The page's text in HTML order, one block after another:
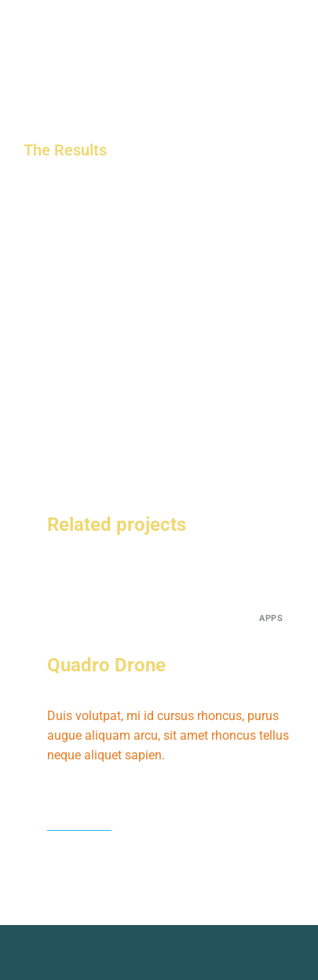
The Results
Related projects
APPS
Quadro Drone
Duis volutpat, mi id cursus rhoncus, purus
augue aliquam arcu, sit amet rhoncus tellus
neque aliquet sapien.